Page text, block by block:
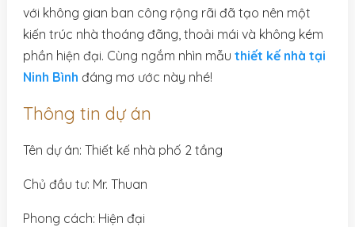
với không gian ban công rộng rãi đã tạo nên một
kiến trúc nhà thoáng đãng, thoải mái và không kém
phần hiện đại. Cùng ngắm nhìn mẫu thiết kế nhà tại
Ninh Bình đáng mơ ước này nhé!
Thông tin dự án
Tên dự án: Thiết kế nhà phố 2 tầng
Chủ đầu tư: Mr. Thuan
Phong cách: Hiện đại